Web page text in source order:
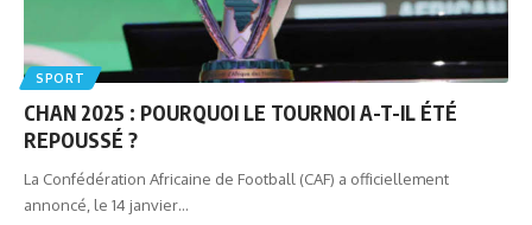
SPORT
CHAN 2025 : POURQUOI LE TOURNOI A-T-IL ÉTÉ
REPOUSSÉ ?
La Confédération Africaine de Football (CAF) a officiellement
annoncé, le 14 janvier…